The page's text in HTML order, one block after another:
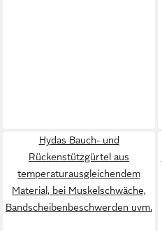
Hydas Bauch- und
Rückenstützgürtel aus
temperaturausgleichendem
Material, bei Muskelschwäche,
Bandscheibenbeschwerden uvm.